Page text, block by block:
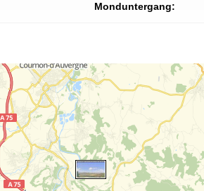
Monduntergang: